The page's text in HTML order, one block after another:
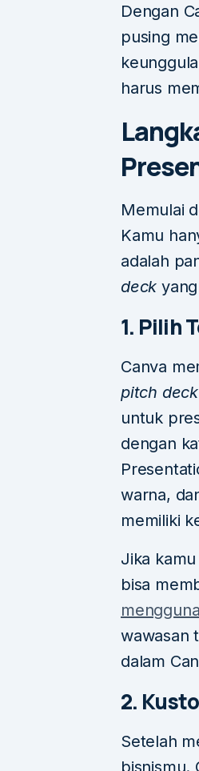
Dengan
pusing
harus
Memulai
Kamu
adalah
deck
1. Pilih
Canva
pitch deck
untuk
dengan
warna,
memiliki
Jika
bisa
wawasan
dalam
2.
Setelah